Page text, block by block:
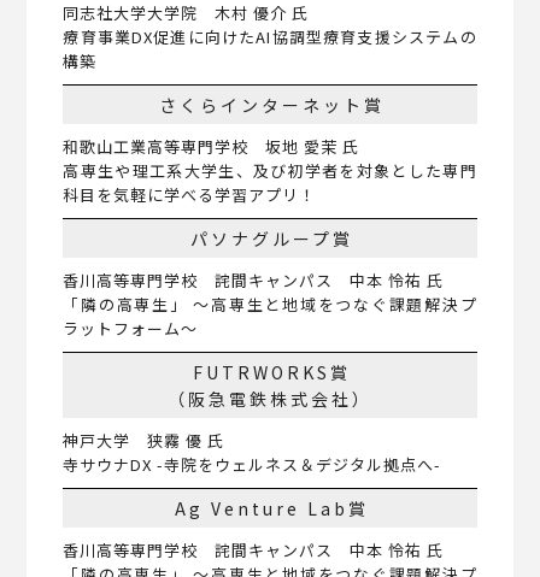
同志社大学大学院 木村 優介 氏
療育事業DX促進に向けたAI協調型療育支援システムの
構築
さくらインターネット賞
和歌山工業高等専門学校 坂地 愛茉 氏
高専生や理工系大学生、及び初学者を対象とした専門
科目を気軽に学べる学習アプリ！
パソナグループ賞
香川高等専門学校 詫間キャンパス 中本 怜祐 氏
「隣の高専生」 〜高専生と地域をつなぐ課題解決プ
ラットフォーム〜
FUTRWORKS賞
（阪急電鉄株式会社）
神戸大学 狭霧 優 氏
寺サウナDX -寺院をウェルネス＆デジタル拠点へ-
Ag Venture Lab賞
香川高等専門学校 詫間キャンパス 中本 怜祐 氏